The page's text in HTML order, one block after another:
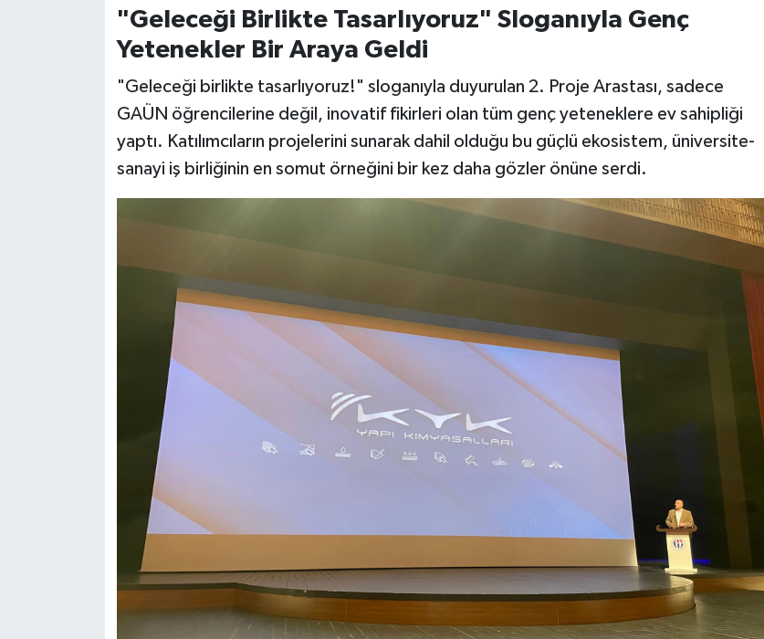
"Geleceği Birlikte Tasarlıyoruz" Sloganıyla Genç
Yetenekler Bir Araya Geldi
"Geleceği birlikte tasarlıyoruz!" sloganıyla duyurulan 2. Proje Arastası, sadece
GAÜN öğrencilerine değil, inovatif fikirleri olan tüm genç yeteneklere ev sahipliği
yaptı. Katılımcıların projelerini sunarak dahil olduğu bu güçlü ekosistem, üniversite-
sanayi iş birliğinin en somut örneğini bir kez daha gözler önüne serdi.